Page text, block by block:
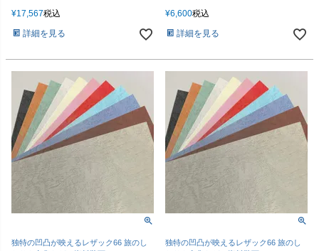
¥17,567税込
詳細を見る
¥6,600税込
詳細を見る
独特の凹凸が映えるレザック66 旅のし
独特の凹凸が映えるレザック66 旅のし